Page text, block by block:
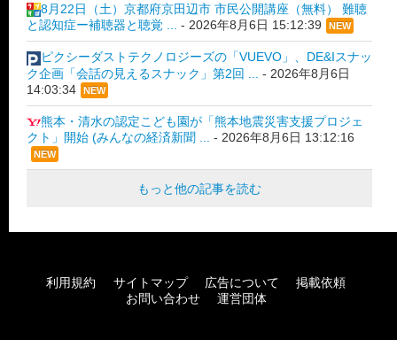
8月22日（土）京都府京田辺市 市民公開講座（無料） 難聴
と認知症ー補聴器と聴覚 ... - 2026年8月6日 15:12:39 NEW
ピクシーダストテクノロジーズの「VUEVO」、DE&Iスナッ
ク企画「会話の見えるスナック」第2回 ...
- 2026年8月6日
14:03:34
NEW
熊本・清水の認定こども園が「熊本地震災害支援プロジェ
クト」開始 (みんなの経済新聞 ...
- 2026年8月6日 13:12:16
NEW
もっと他の記事を読む
利用規約 サイトマップ 広告について
掲載依頼
お問い合わせ
運営団体